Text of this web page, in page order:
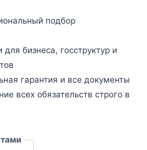
подбор
для бизнеса, госструктур и
гарантия и все документы
всех обязательств строго в